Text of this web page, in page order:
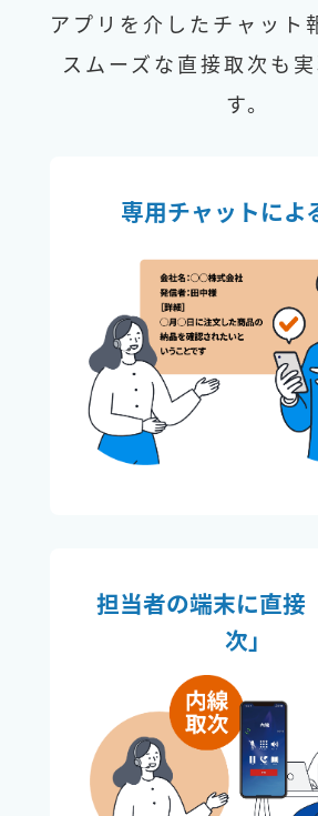
アプリを介したチャット
スムーズな直接取次も
す。
専用チャットによ
担当者の端末に直接
次」